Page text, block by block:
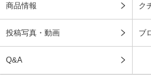
商品情報 ク
投稿写真・動画 ブ
Q&A